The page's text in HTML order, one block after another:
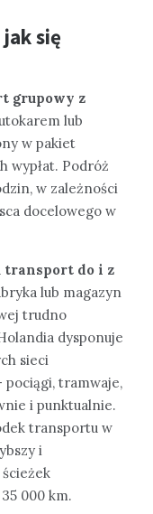
się
grupowy z
lub
w pakiet
wypłat. Podróż
w zależności
docelowego w
transport do i z
lub magazyn
trudno
dysponuje
sieci
pociągi, tramwaje,
i punktualnie.
transportu w
i
000 km.